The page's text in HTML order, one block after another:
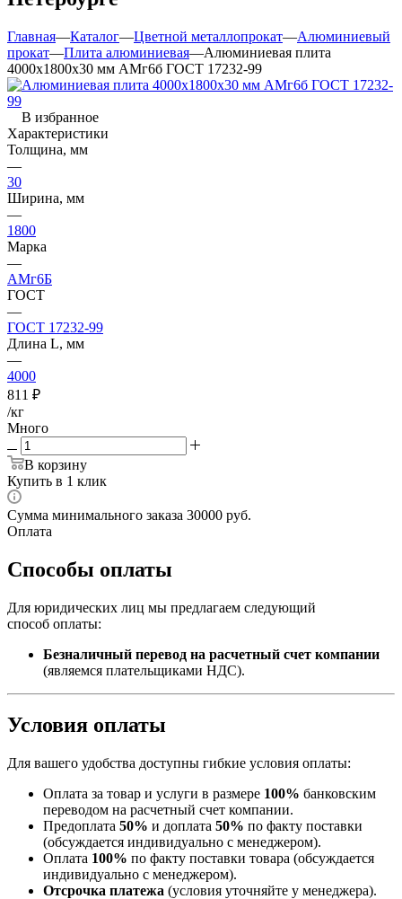
Главная—Каталог—Цветной металлопрокат—Алюминиевый
прокат—Плита алюминиевая—Алюминиевая плита
4000х1800х30 мм АМг6б ГОСТ 17232-99
В избранное
Характеристики
Толщина, мм
—
30
Ширина, мм
—
1800
Марка
—
АМг6Б
ГОСТ
—
ГОСТ 17232-99
Длина L, мм
—
4000
811 ₽
/кг
Много
В корзину
Купить в 1 клик
Сумма минимального заказа 30000 руб.
Оплата
Способы оплаты
Для юридических лиц мы предлагаем следующий
способ оплаты:
Безналичный перевод на расчетный счет компании
(являемся плательщиками НДС).
Условия оплаты
Для вашего удобства доступны гибкие условия оплаты:
Оплата за товар и услуги в размере 100% банковским
переводом на расчетный счет компании.
Предоплата 50% и доплата 50% по факту поставки
(обсуждается индивидуально с менеджером).
Оплата 100% по факту поставки товара (обсуждается
индивидуально с менеджером).
Отсрочка платежа (условия уточняйте у менеджера).